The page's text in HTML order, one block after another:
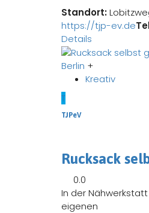
Standort:
https://tjp-ev.de
Details
Berlin +
Kreativ
T
TJPeV
Rucksack
0.0
In der
eigenen